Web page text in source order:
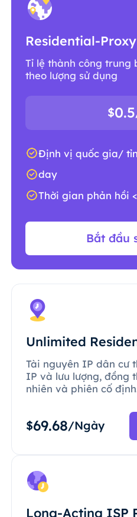
Residential-Proxy
Tỉ lệ thành công trung
theo lượng sử dụng
$0.5
Định vị quốc gia/
day
Thời gian phản hồi
Bắt đầu
Unlimited
Tài nguyên IP dân cư
IP và lưu lượng, đồng
nhiên và phiên cố
$69.68/Ngày
Long-Acting ISP